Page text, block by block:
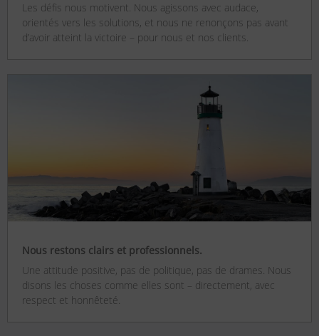
Les défis nous motivent. Nous agissons avec audace,
orientés vers les solutions, et nous ne renonçons pas avant
d’avoir atteint la victoire – pour nous et nos clients.
Nous restons clairs et professionnels.
Une attitude positive, pas de politique, pas de drames. Nous
disons les choses comme elles sont – directement, avec
respect et honnêteté.